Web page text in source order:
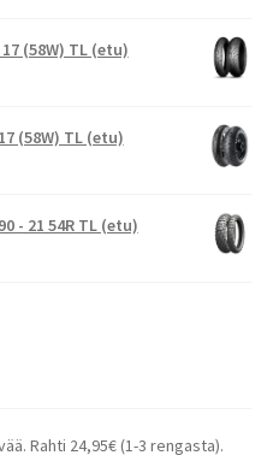
(58W) TL (etu)
(58W) TL (etu)
- 21 54R TL (etu)
Rahti 24,95€ (1-3 rengasta).